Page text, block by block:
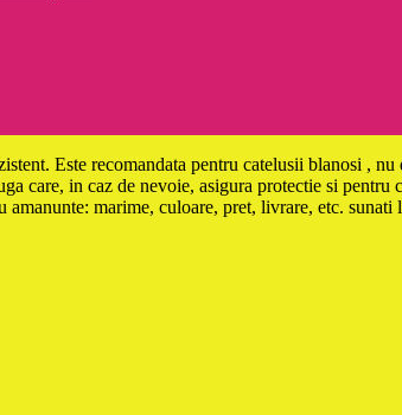
Este recomandata pentru catelusii blanosi ,
in caz de nevoie, asigura protectie si pentru
marime, culoare, pret, livrare, etc.